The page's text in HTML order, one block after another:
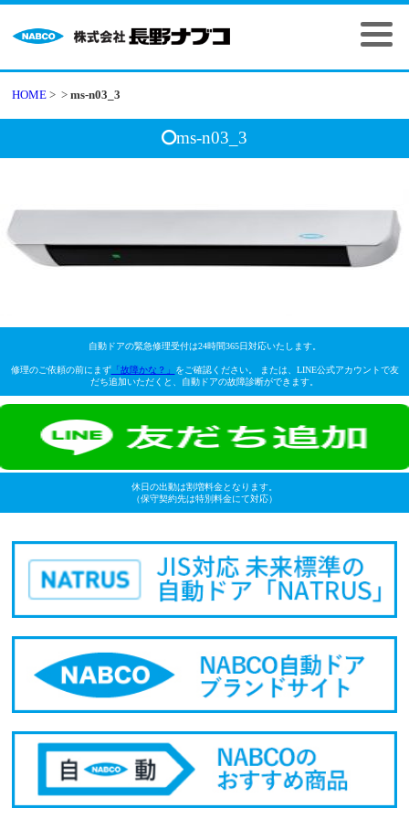
HOME > >ms-n03_3
ms-n03_3
自動ドアの緊急修理受付は24時間365日対応いたします。
修理のご依頼の前にまず「故障かな？」
をご確認ください。 または、LINE公式アカウントで友
だち追加いただくと、自動ドアの故障診断ができます。
休日の出動は割増料金となります。
（保守契約先は特別料金にて対応）